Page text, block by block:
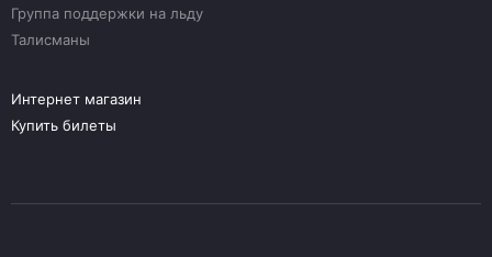
Группа поддержки на льду
Талисманы
Интернет магазин
Купить билеты